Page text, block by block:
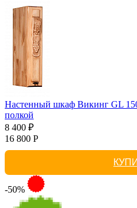
Настенный шкаф Викинг GL
полкой
8 400 ₽
16 800 Р
-50%